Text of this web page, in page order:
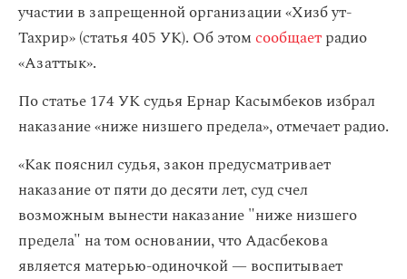
участии в запрещенной организации «Хизб ут-
Тахрир» (статья 405 УК). Об этомсообщаетрадио
«Азаттык».
По статье 174 УК судья Ернар Касымбеков избрал
наказание «ниже низшего предела», отмечает радио.
«Как пояснил судья, закон предусматривает
наказание от пяти до десяти лет, суд счел
возможным вынести наказание "ниже низшего
предела" на том основании, что Адасбекова
является матерью-одиночкой — воспитывает